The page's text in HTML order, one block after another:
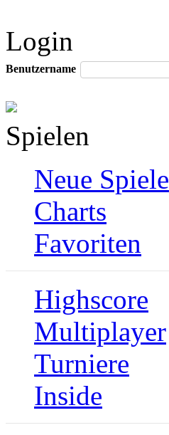
Login
Benutzername
Spielen
Neue Spiele
Charts
Favoriten
Highscore
Multiplayer
Turniere
Inside